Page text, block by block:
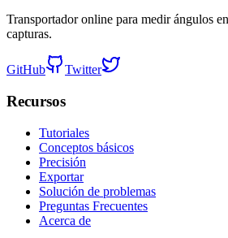
Transportador online para medir ángulos
capturas.
GitHub Twitter
Recursos
Tutoriales
Conceptos básicos
Precisión
Exportar
Solución de problemas
Preguntas Frecuentes
Acerca de